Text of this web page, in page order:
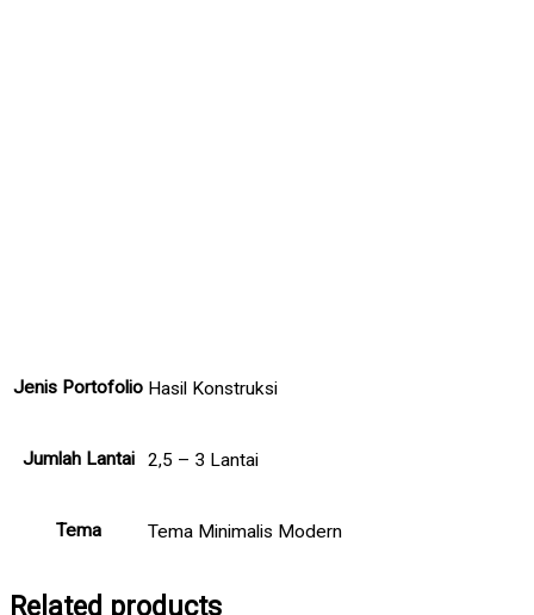
Jenis Portofolio Hasil Konstruksi
Jumlah Lantai 2,5 – 3 Lantai
Tema Tema Minimalis Modern
Related products